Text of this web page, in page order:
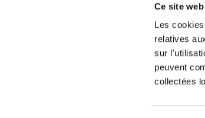
Ce site
Les
relatives
sur
peuvent
collectées
agences sont situées en Alsace
Territoire de Belfort (Montbéliard, Belfort,
Politique de confidentialité